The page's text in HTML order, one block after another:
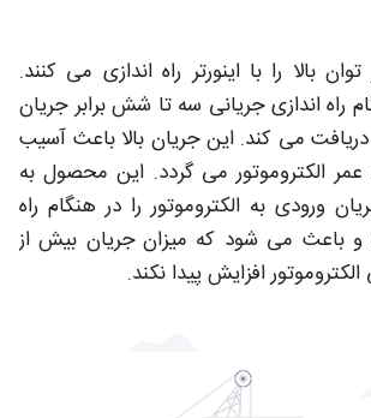
بالا را با اینورتر راه اندازی می‌ کنند.
راه اندازی جریانی سه تا شش برابر جریان
می‌ کند. این جریان بالا باعث آسیب
الکتروموتور می‌ گردد. این محصول به
ورودی به الکتروموتور را در هنگام راه
و باعث می شود که میزان جریان بیش از